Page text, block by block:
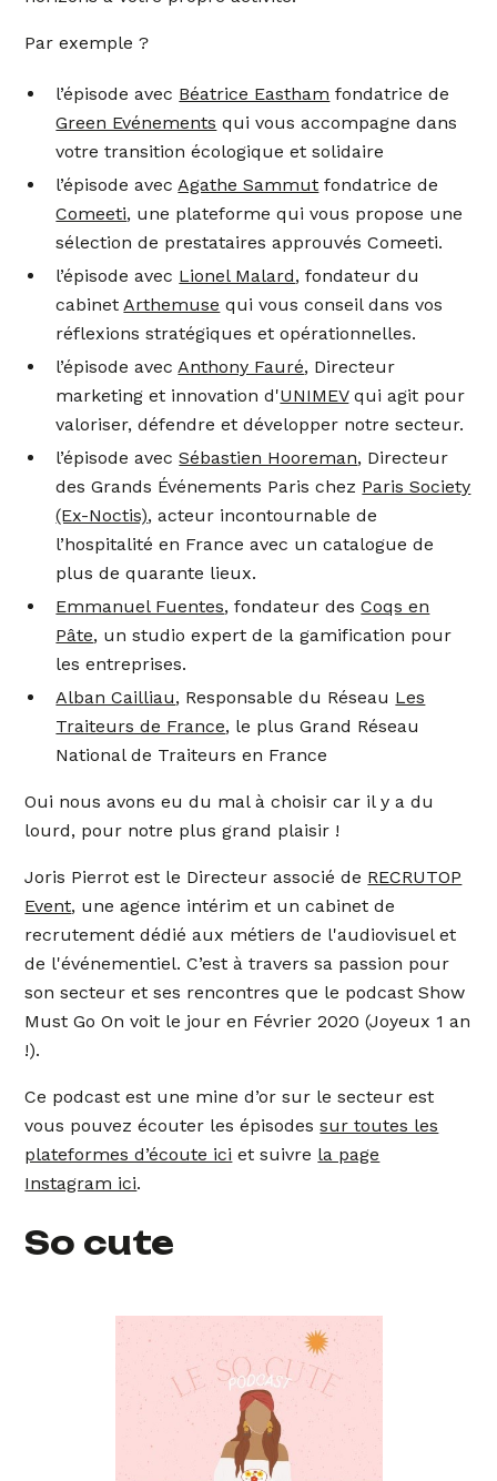
Par exemple ?
l’épisode avec Béatrice Eastham fondatrice de
Green Evénements qui vous accompagne dans
votre transition écologique et solidaire
l’épisode avecAgathe Sammut fondatrice de
Comeeti, une plateforme qui vous propose une
sélection de prestataires approuvés Comeeti.
l’épisode avec Lionel Malard, fondateur du
cabinetArthemuse qui vous conseil dans vos
réflexions stratégiques et opérationnelles.
l’épisode avecAnthony Fauré, Directeur
marketing et innovation d'UNIMEVqui agit pour
valoriser, défendre et développer notre secteur.
l’épisode avecSébastien Hooreman, Directeur
des Grands Événements Paris chez Paris Society
(Ex-Noctis), acteur incontournable de
l’hospitalité en France avec un catalogue de
plus de quarante lieux.
Emmanuel Fuentes, fondateur desCoqs en
Pâte, un studio expert de la gamification pour
les entreprises.
Alban Cailliau, Responsable du Réseau Les
Traiteurs de France, le plus Grand Réseau
National de Traiteurs en France
Oui nous avons eu du mal à choisir car il y a du
lourd, pour notre plus grand plaisir !
Joris Pierrot est le Directeur associé de RECRUTOP
Event, une agence intérim et un cabinet de
recrutement dédié aux métiers de l'audiovisuel et
de l'événementiel. C’est à travers sa passion pour
son secteur et ses rencontres que le podcast Show
Must Go On voit le jour en Février 2020 (Joyeux 1 an
!).
Ce podcast est une mine d’or sur le secteur est
vous pouvez écouter les épisodessur toutes les
plateformes d’écoute ici et suivre la page
Instagram ici.
So cute